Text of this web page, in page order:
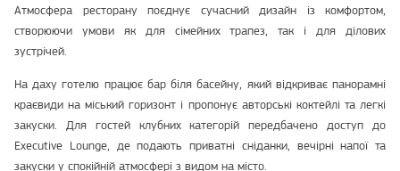
Атмосфера ресторану поєднує сучасний дизайн із комфортом,
створюючи умови як для сімейних трапез, так і для ділових
зустрічей.
На даху готелю працює бар біля басейну, який відкриває панорамні
краєвиди на міський горизонт і пропонує авторські коктейлі та легкі
закуски. Для гостей клубних категорій передбачено доступ до
Executive Lounge, де подають приватні сніданки, вечірні напої та
закуски у спокійній атмосфері з видом на місто.